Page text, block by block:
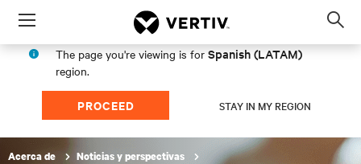
Menu
The page you're viewing is for Spanish (LATAM)
region.
PROCEED STAY IN MY REGION
Acerca de Noticias y perspectivas